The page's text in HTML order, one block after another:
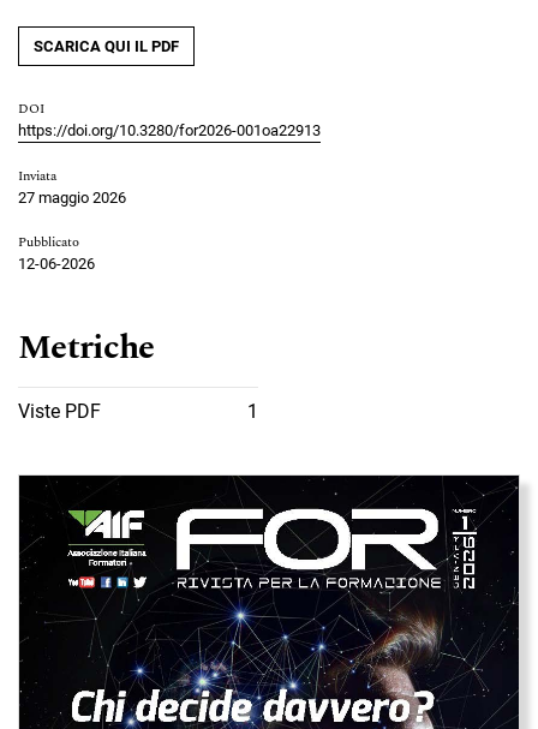
SCARICA QUI IL PDF
DOI
https://doi.org/10.3280/for2026-001oa22913
Inviata
27 maggio 2026
Pubblicato
12-06-2026
Metriche
Viste PDF 1
Immagine di copertina